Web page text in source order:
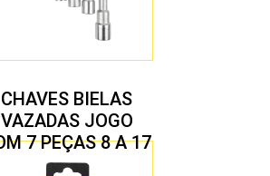
CHAVES BIELAS
VAZADAS JOGO
7 PEÇAS 8 A 17
MM